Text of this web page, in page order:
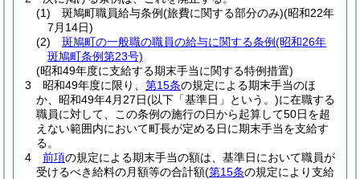
(1)
斑鳩町職員給与条例(旅費に関する部分のみ)(昭和22年
7月14日)
(2)
斑鳩町の一般職の職員の給与に関する条例(昭和26年
斑鳩町条例第23号)
(昭和49年度に支給する期末手当に関する特例措置)
3
昭和49年度に限り、 第15条の規定による期末手当のほ
か、昭和49年4月27日(以下「基準日」という。)に在職する
職員に対して、この条例の施行の日から起算して50日を超
えない範囲内において町長が定める日に期末手当を支給す
る。
4
前項の規定による期末手当の額は、基準日において職員が
受けるべき給料の月額等の合計額(第15条の規定により支給